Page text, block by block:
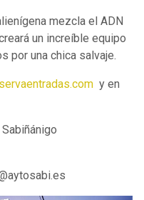
mezcla el ADN
un increíble equipo
por una chica salvaje.
y en